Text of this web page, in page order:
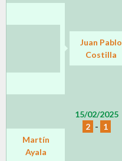
Juan Pablo
Costilla
15/02/2025
2 - 1
Martín
Ayala